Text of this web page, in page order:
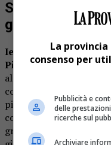
Sci aperte le
gratuiti riservati
Ieri sono stata aperte
Pista”, iniziativa
alle Politiche Giovanili
collaborazione con
piemontese delle
concessione, per
gratuitamente nella
La
consenso per
Pubblicità e
delle
ricerche sul
Archiviare